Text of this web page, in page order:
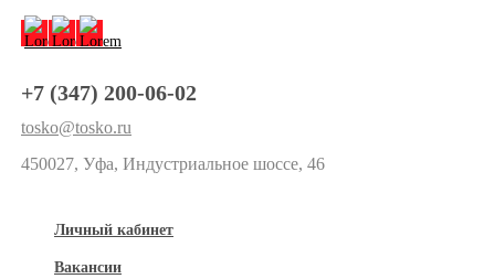
+7 (347) 200-06-02
tosko@tosko.ru
450027, Уфа, Индустриальное шоссе, 46
Личный кабинет
Вакансии